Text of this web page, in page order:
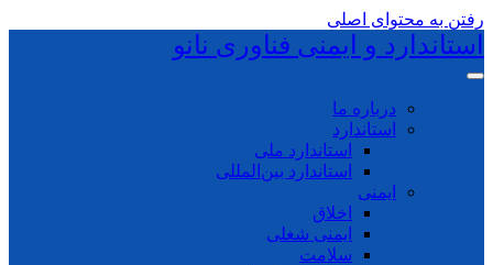
رفتن به محتوای اصلی
استاندارد و ایمنی فناوری نانو
درباره ما
استاندارد
استاندارد ملی
استاندارد بین‌المللی
ایمنی
اخلاق
ایمنی شغلی
سلامت